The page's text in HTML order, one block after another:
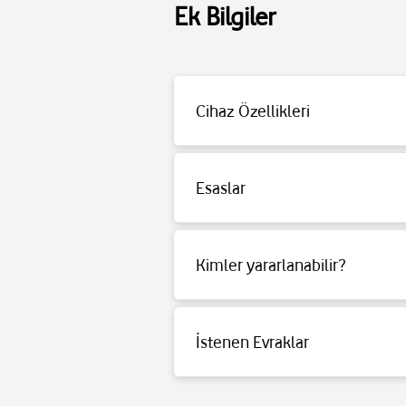
Ek Bilgiler
Cihaz Özellikleri
Çıkış Gücü: 20 W Suya Dayanıklı: Evet
Esaslar
Detaylı bilgi için tıklayınız.
Kimler yararlanabilir?
Detaylı bilgi için tıklayınız.
İstenen Evraklar
Detaylı bilgi için tıklayınız.